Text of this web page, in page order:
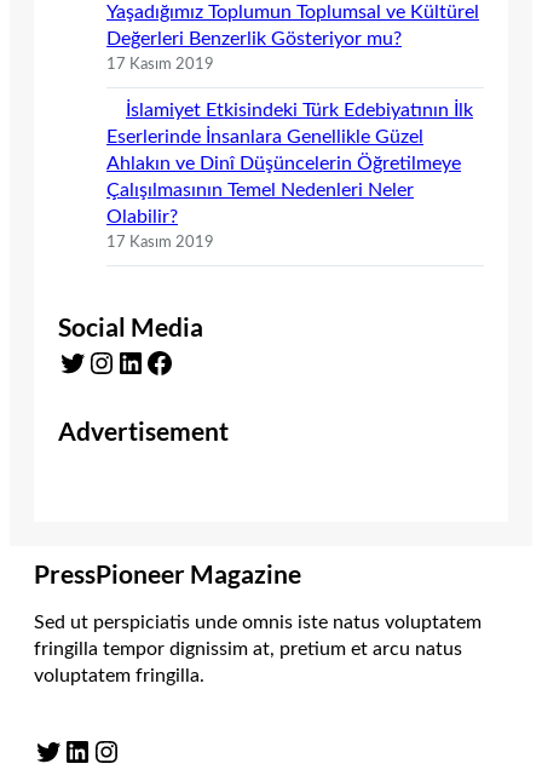
Yaşadığımız Toplumun Toplumsal ve Kültürel
Değerleri Benzerlik Gösteriyor mu?
17 Kasım 2019
İslamiyet Etkisindeki Türk Edebiyatının İlk
Eserlerinde İnsanlara Genellikle Güzel
Ahlakın ve Dinî Düşüncelerin Öğretilmeye
Çalışılmasının Temel Nedenleri Neler
Olabilir?
17 Kasım 2019
Social Media
Twitter
Instagram LinkedIn Facebook
Advertisement
PressPioneer Magazine
Sed ut perspiciatis unde omnis iste natus voluptatem
fringilla tempor dignissim at, pretium et arcu natus
voluptatem fringilla.
Twitter LinkedIn Instagram